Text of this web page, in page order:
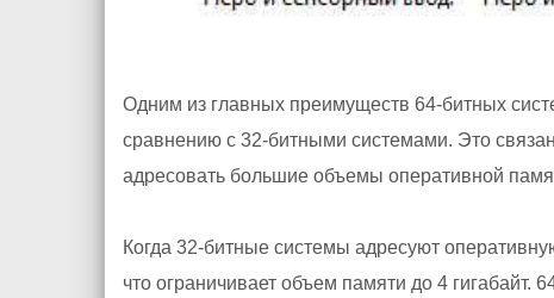
Одним из главных преимуществ 64-битных
сравнению с 32-битными системами. Это
адресовать большие объемы оперативной
Когда 32-битные системы адресуют
что ограничивает объем памяти до 4 гигабайт.